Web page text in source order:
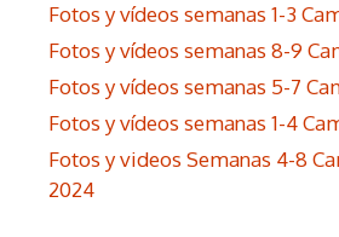
Fotos y vídeos semanas 1-3
Fotos y vídeos semanas 8-9
Fotos y vídeos semanas 5-7
Fotos y vídeos semanas 1-4
Fotos y videos Semanas 4-8
2024